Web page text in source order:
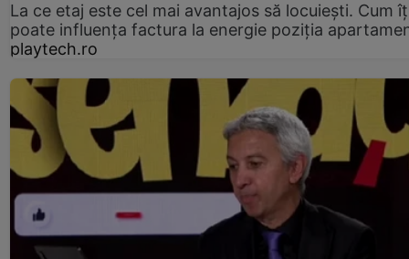
La ce etaj este cel mai avantajos să locuiești. Cum
poate influența factura la energie poziția
playtech.ro